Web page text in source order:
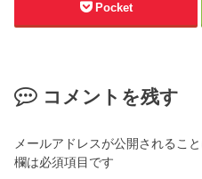
Pocket
コメントを残す
メールアドレスが公開されること
欄は必須項目です